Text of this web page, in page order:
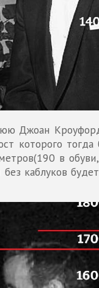
Джоан
которого
в
каблуков